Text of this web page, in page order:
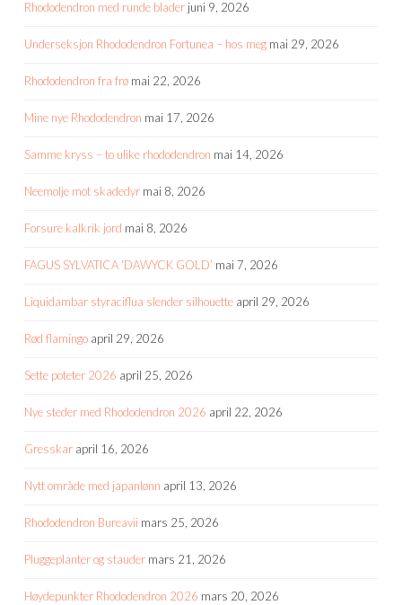
Rhododendron med runde blader juni 9, 2026
Underseksjon Rhododendron Fortunea – hos meg mai 29, 2026
Rhododendron fra frø mai 22, 2026
Mine nye Rhododendron mai 17, 2026
Samme kryss – to ulike rhododendron mai 14, 2026
Neemolje mot skadedyr mai 8, 2026
Forsure kalkrik jord mai 8, 2026
FAGUS SYLVATICA ‘DAWYCK GOLD’ mai 7, 2026
Liquidambar styraciflua slender silhouette april 29, 2026
Rød flamingo april 29, 2026
Sette poteter 2026 april 25, 2026
Nye steder med Rhododendron 2026 april 22, 2026
Gresskar april 16, 2026
Nytt område med japanlønn april 13, 2026
Rhododendron Bureavii mars 25, 2026
Pluggeplanter og stauder mars 21, 2026
Høydepunkter Rhododendron 2026 mars 20, 2026